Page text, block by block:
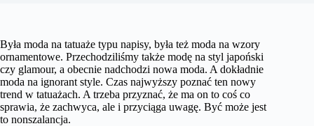
Była moda na tatuaże typu napisy, była też moda na wzory
ornamentowe. Przechodziliśmy także modę na styl japoński
czy glamour, a obecnie nadchodzi nowa moda. A dokładnie
moda na ignorant style. Czas najwyższy poznać ten nowy
trend w tatuażach. A trzeba przyznać, że ma on to coś co
sprawia, że zachwyca, ale i przyciąga uwagę. Być może jest
to nonszalancja.